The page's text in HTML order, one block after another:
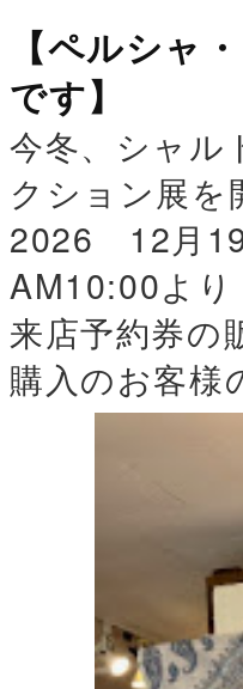
【ペルシャ
です】
今冬、シャル
クション展
2026 12月19
AM10:00よ
来店予約券の
購入のお客様